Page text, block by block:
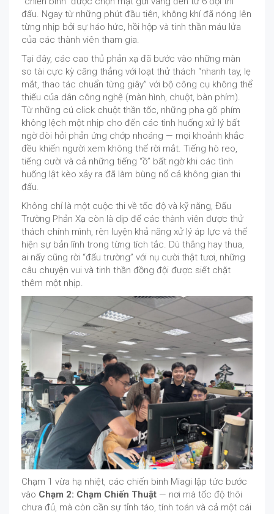
đấu. Ngay từ những phút đầu tiên, không khí đã nóng lên
từng nhịp bởi sự háo hức, hồi hộp và tinh thần máu lửa
của các thành viên tham gia.
Tại đây, các cao thủ phản xạ đã bước vào những màn
so tài cực kỳ căng thẳng với loạt thử thách “nhanh tay, lẹ
mắt, thao tác chuẩn từng giây” với bộ công cụ không thể
thiếu của dân công nghệ (màn hình, chuột, bàn phím).
Từ những cú click chuột thần tốc, những pha gõ phím
không lệch một nhịp cho đến các tình huống xử lý bất
ngờ đòi hỏi phản ứng chớp nhoáng — mọi khoảnh khắc
đều khiến người xem không thể rời mắt. Tiếng hò reo,
tiếng cười và cả những tiếng “ồ” bất ngờ khi các tình
huống lật kèo xảy ra đã làm bùng nổ cả không gian thi
đấu.
Không chỉ là một cuộc thi về tốc độ và kỹ năng, Đấu
Trường Phản Xạ còn là dịp để các thành viên được thử
thách chính mình, rèn luyện khả năng xử lý áp lực và thể
hiện sự bản lĩnh trong từng tích tắc. Dù thắng hay thua,
ai nấy cũng rời “đấu trường” với nụ cười thật tươi, những
câu chuyện vui và tinh thần đồng đội được siết chặt
thêm một nhịp.
Chạm 1 vừa hạ nhiệt, các chiến binh Miagi lập tức bước
vào Chạm 2: Chạm Chiến Thuật — nơi mà tốc độ thôi
chưa đủ, mà còn cần sự tỉnh táo, tính toán và cả một cái